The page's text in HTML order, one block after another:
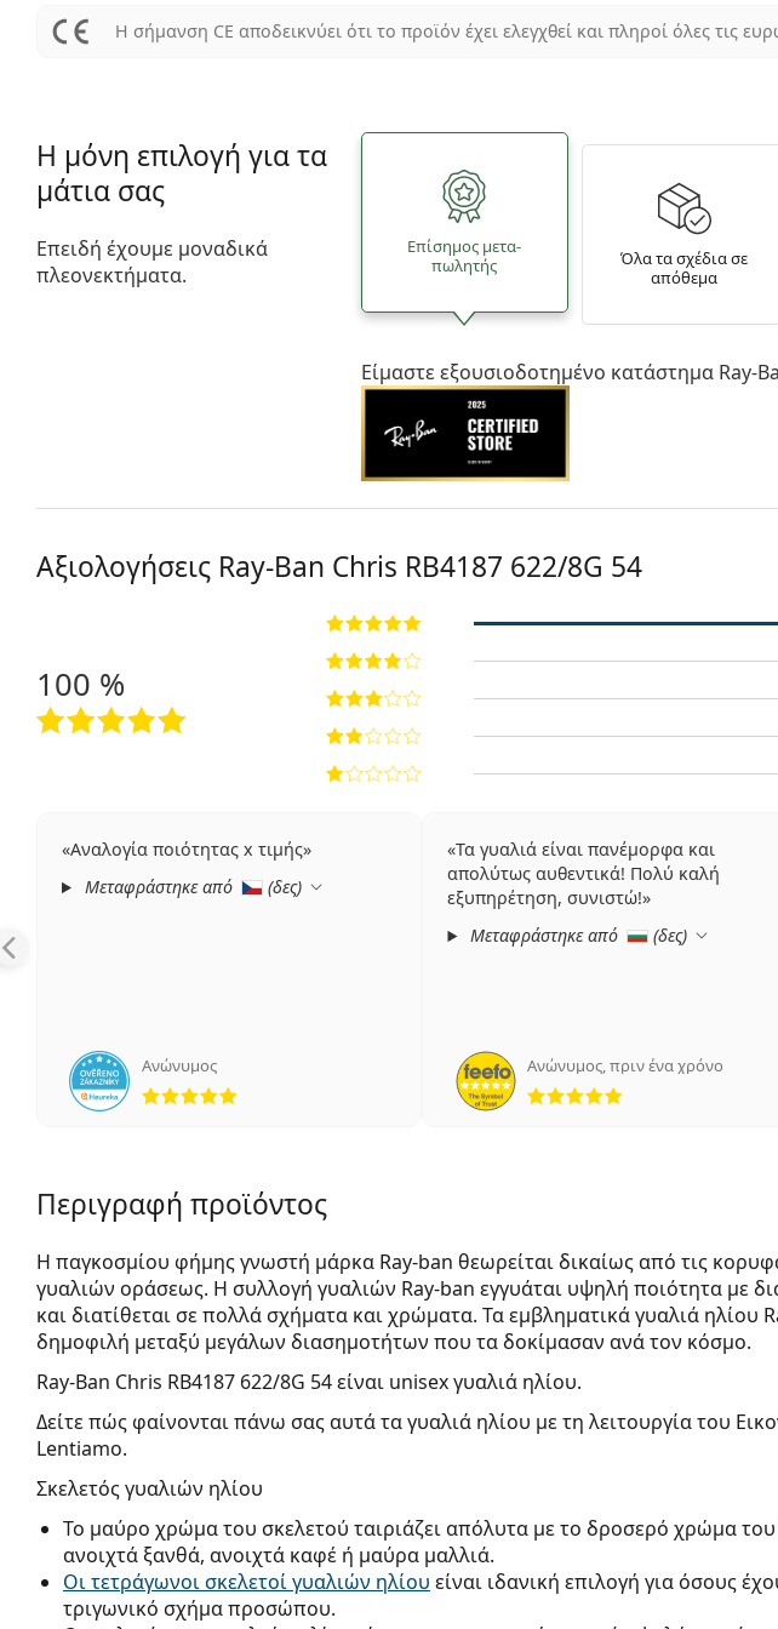
Η σήμανση CE αποδεικνύει ότι το προϊόν έχει ελεγχθεί και πληροί όλες τις
Η μόνη επιλογή για τα
μάτια σας
Επειδή έχουμε μοναδικά
πλεονεκτήματα.
Επίσημος μετα­
πωλητής
Όλα τα σχέδια σε
απόθεμα
Είμαστε εξουσιοδοτημένο κατάστημα Ray-
Αξιολογήσεις Ray-Ban Chris RB4187 622/8G 54
100 %
Αναλογία ποιότητας x τιμής
Μεταφράστηκε από
(δες)
Ανώνυμος
Τα γυαλιά είναι πανέμορφα και
απολύτως αυθεντικά! Πολύ καλή
εξυπηρέτηση, συνιστώ!
Μεταφράστηκε από
(δες)
Ανώνυμος,πριν ένα χρόνο
5 αξιολογήσεις
Περιγραφή προϊόντος
Η παγκοσμίου φήμης γνωστή μάρκα Ray-ban θεωρείται δικαίως από τις
γυαλιών οράσεως. Η συλλογή γυαλιών Ray-ban εγγυάται υψηλή ποιότητα με
και διατίθεται σε πολλά σχήματα και χρώματα. Τα εμβληματικά γυαλιά ηλίου
δημοφιλή μεταξύ μεγάλων διασημοτήτων που τα δοκίμασαν ανά τον κόσμο.
Ray-Ban Chris RB4187 622/8G 54είναι unisex γυαλιά ηλίου.
Δείτε πώς φαίνονται πάνω σας αυτά τα γυαλιά ηλίου με τη λειτουργία του
Lentiamo.
Σκελετός γυαλιών ηλίου
Το μαύρο χρώμα του σκελετού ταιριάζει απόλυτα με το δροσερό χρώμα
ανοιχτά ξανθά, ανοιχτά καφέ ή μαύρα μαλλιά.
Οι τετράγωνοι σκελετοί γυαλιών ηλίου είναι ιδανική επιλογή για όσους
τριγωνικό σχήμα προσώπου.